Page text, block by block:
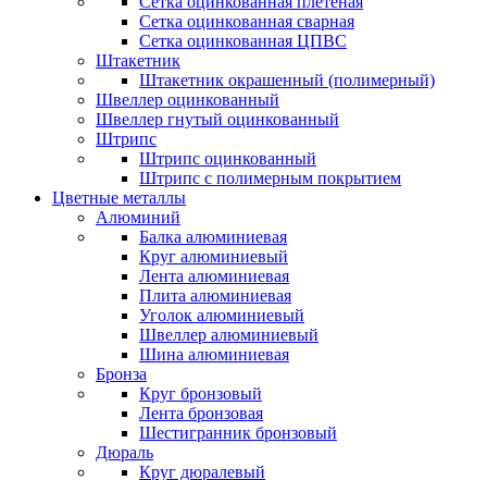
Сетка оцинкованная сварная
Сетка оцинкованная ЦПВС
Штакетник
Штакетник окрашенный (полимерный)
Швеллер оцинкованный
Швеллер гнутый оцинкованный
Штрипс
Штрипс оцинкованный
Штрипс с полимерным покрытием
Цветные металлы
Алюминий
Балка алюминиевая
Круг алюминиевый
Лента алюминиевая
Плита алюминиевая
Уголок алюминиевый
Швеллер алюминиевый
Шина алюминиевая
Бронза
Круг бронзовый
Лента бронзовая
Шестигранник бронзовый
Дюраль
Круг дюралевый